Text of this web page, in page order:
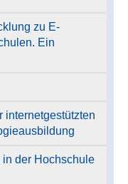
zu E-
Ein
internetgestützten
der Hochschule